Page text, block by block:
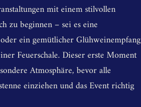
mit einem stilvollen
zu beginnen – sei es eine
ein gemütlicher Glühweinempfang
Feuerschale. Dieser erste Moment
Atmosphäre, bevor alle
einziehen und das Event richtig